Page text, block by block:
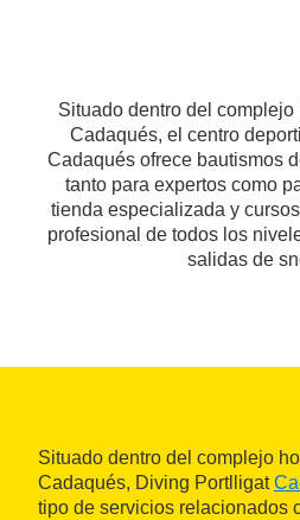
Situado dentro del
Cadaqués, el centro
Cadaqués ofrece bautismos
tanto para expertos como
tienda especializada y
profesional de todos los
salidas de
Situado dentro del complejo
Cadaqués, Diving Portlligat
tipo de servicios relacionados